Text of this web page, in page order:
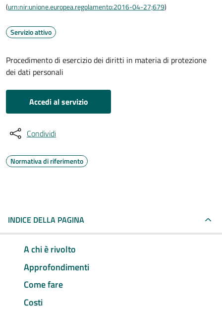
(urn:nir:unione.europea.regolamento:2016-04-27;679)
Servizio attivo
Procedimento di esercizio dei diritti in materia di protezione
dei dati personali
Accedi al servizio
Condividi
Normativa di riferimento
INDICE DELLA PAGINA
A chi è rivolto
Approfondimenti
Come fare
Costi